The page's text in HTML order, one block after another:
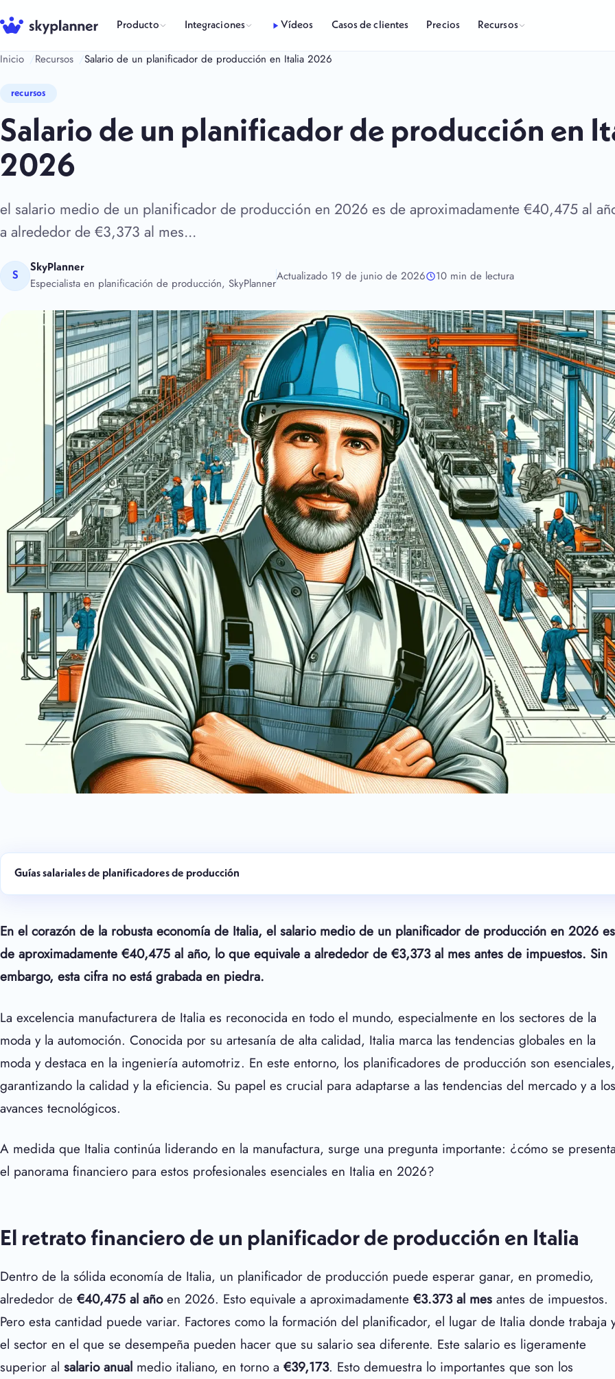
al
contenido
Producto Integraciones Vídeos Casos de clientes Precios Recursos
Inicio Recursos Salario de un planificador de producción en Italia 2026
recursos
Salario de un planificador de producción en
2026
el salario medio de un planificador de producción en 2026 es de aproximadamente €40,475 al
a alrededor de €3,373 al mes...
S
SkyPlanner
Especialista en planificación de producción, SkyPlannerActualizado 19 de junio de 2026 10 min de lectura
Guías salariales de planificadores de producción
En el corazón de la robusta economía de Italia, el salario medio de un planificador de producción en 2026 es
de aproximadamente €40,475 al año, lo que equivale a alrededor de €3,373 al mes antes de impuestos. Sin
embargo, esta cifra no está grabada en piedra.
La excelencia manufacturera de Italia es reconocida en todo el mundo, especialmente en los sectores de la
moda y la automoción. Conocida por su artesanía de alta calidad, Italia marca las tendencias globales en la
moda y destaca en la ingeniería automotriz. En este entorno, los planificadores de producción son esenciales,
garantizando la calidad y la eficiencia. Su papel es crucial para adaptarse a las tendencias del mercado y a los
avances tecnológicos.
A medida que Italia continúa liderando en la manufactura, surge una pregunta importante: ¿cómo se
el panorama financiero para estos profesionales esenciales en Italia en 2026?
El retrato financiero de un planificador de producción en Italia
Dentro de la sólida economía de Italia, un planificador de producción puede esperar ganar, en promedio,
alrededor de €40,475 al añoen 2026. Esto equivale a aproximadamente €3.373al mes antes de impuestos.
Pero esta cantidad puede variar. Factores como la formación del planificador, el lugar de Italia donde trabaja
el sector en el que se desempeña pueden hacer que su salario sea diferente. Este salario es ligeramente
superior al salario anual medio italiano, en torno a €39,173. Esto demuestra lo importantes que son los